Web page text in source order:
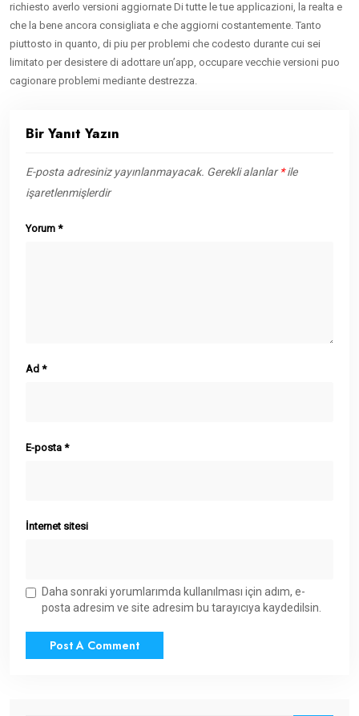
richiesto averlo versioni aggiornate Di tutte le tue applicazioni, la realta e
che la bene ancora consigliata e che aggiorni costantemente. Tanto
piuttosto in quanto, di piu per problemi che codesto durante cui sei
limitato per desistere di adottare un’app, occupare vecchie versioni puo
cagionare problemi mediante destrezza.
Bir Yanıt Yazın
E-posta adresiniz yayınlanmayacak. Gerekli alanlar*ile
işaretlenmişlerdir
Yorum *
Ad *
E-posta *
İnternet sitesi
Daha sonraki yorumlarımda kullanılması için adım, e-
posta adresim ve site adresim bu tarayıcıya kaydedilsin.